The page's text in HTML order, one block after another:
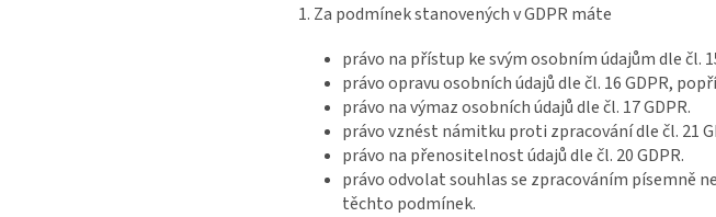
1. Za podmínek stanovených v GDPR máte
právo na přístup ke svým osobním údajům dle čl.
právo opravu osobních údajů dle čl. 16 GDPR,
právo na výmaz osobních údajů dle čl. 17 GDPR.
právo vznést námitku proti zpracování dle čl. 21
právo na přenositelnost údajů dle čl. 20 GDPR.
právo odvolat souhlas se zpracováním písemně
těchto podmínek.